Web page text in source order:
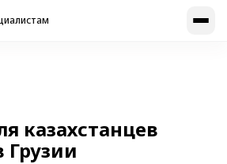
казахстанцев
Грузии